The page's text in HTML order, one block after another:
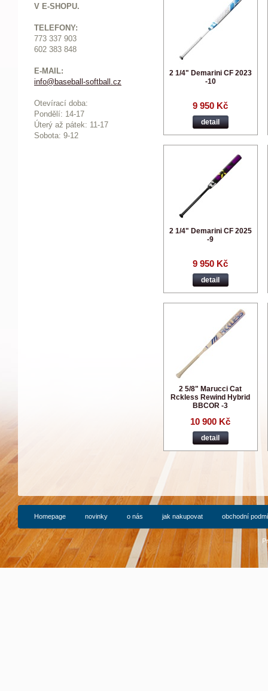
V E-SHOPU.
TELEFONY:
773 337 903
602 383 848
E-MAIL:
info@baseball-softball.cz
Otevírací doba:
Pondělí: 14-17
Úterý až pátek: 11-17
Sobota: 9-12
2 1/4" Demarini CF 2023
-10
9 950 Kč
detail
2 1/4" Demarini CF 2025
-9
9 950 Kč
detail
2 5/8" Marucci Cat
Rckless Rewind Hybrid
BBCOR -3
10 900 Kč
detail
Homepage novinky o nás jak nakupovat obchodní